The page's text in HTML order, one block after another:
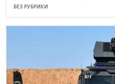
БЕЗ РУБРИКИ